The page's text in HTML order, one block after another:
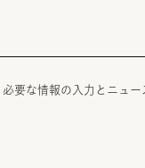
要な情報の入力とニュー